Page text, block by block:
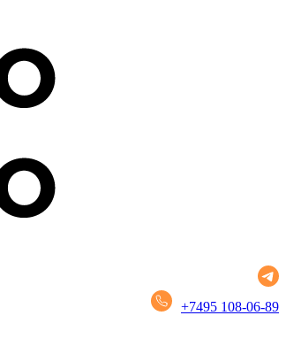
+7495 108-06-89